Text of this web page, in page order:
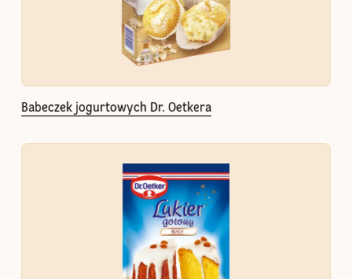
Babeczek jogurtowych Dr. Oetkera